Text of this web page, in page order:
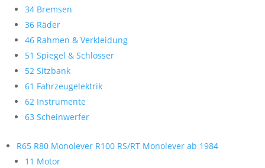
34 Bremsen
36 Räder
46 Rahmen & Verkleidung
51 Spiegel & Schlösser
52 Sitzbank
61 Fahrzeugelektrik
62 Instrumente
63 Scheinwerfer
R65 R80 Monolever R100 RS/RT Monolever ab 1984
11 Motor